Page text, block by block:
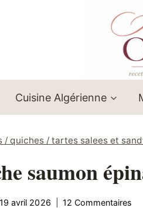
Cuisine Algérienne
/ quiches / tartes salees et
saumon
19 avril 2026 12 Commentaires